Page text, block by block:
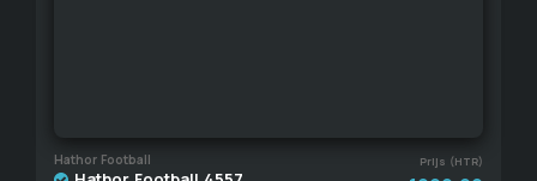
Hathor Football Prijs (HTR)